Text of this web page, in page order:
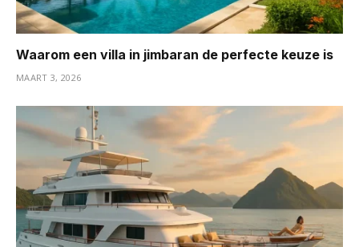
Waarom een villa in jimbaran de perfecte keuze is
MAART 3, 2026